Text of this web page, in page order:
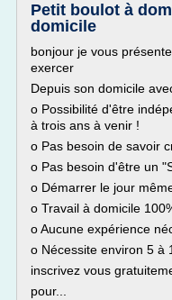
Petit boulot à
domicile
bonjour je vous
exercer
Depuis son domicile
o Possibilité d'être
à trois ans à venir !
o Pas besoin de savoir
o Pas besoin d'être un
o Démarrer le jour
o Travail à domicile
o Aucune expérience
o Nécessite environ 5 à
inscrivez vous
pour...